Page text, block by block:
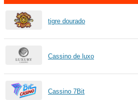
tigre dourado
Cassino de luxo
Cassino 7Bit